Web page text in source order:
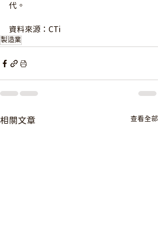
代。
資料來源：CTi
製造業
相關文章 查看全部